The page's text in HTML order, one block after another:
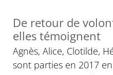
De retour de
elles témoignent
Agnès, Alice, Clotilde,
sont parties en 2017